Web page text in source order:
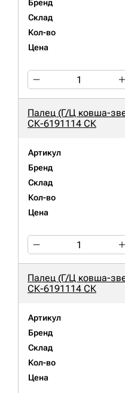
Бренд
Склад
Кол-во
Цена
Палец (Г/Ц ковша-
СК-6191114 СК
Артикул
Бренд
Склад
Кол-во
Цена
Палец (Г/Ц ковша-
СК-6191114 СК
Артикул
Бренд
Склад
Кол-во
Цена